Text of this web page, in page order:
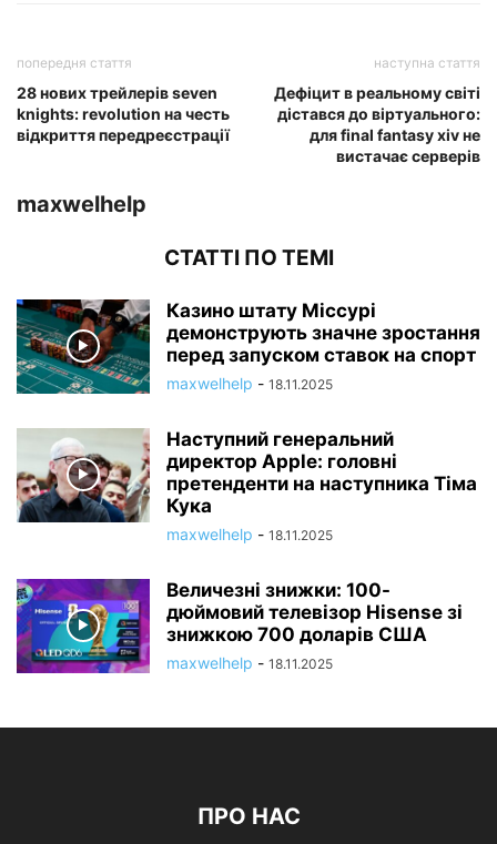
попередня стаття
28 нових трейлерів seven
knights: revolution на честь
відкриття передреєстрації
наступна стаття
Дефіцит в реальному світі
дістався до віртуального:
для final fantasy xiv не
вистачає серверів
maxwelhelp
СТАТТІ ПО ТЕМІ
Казино штату Міссурі
демонструють значне зростання
перед запуском ставок на спорт
maxwelhelp - 18.11.2025
Наступний генеральний
директор Apple: головні
претенденти на наступника Тіма
Кука
maxwelhelp - 18.11.2025
Величезні знижки: 100-
дюймовий телевізор Hisense зі
знижкою 700 доларів США
maxwelhelp - 18.11.2025
ПРО НАС